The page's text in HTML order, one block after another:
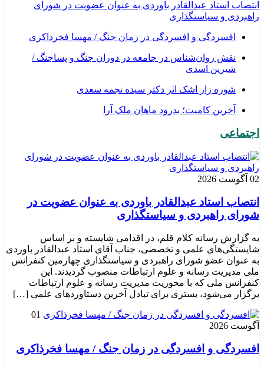
انتصاب استاد عبدالقادر باوردی به عنوان عضویت در شورای
راهبردی و سیاستگذاری
افسردگی و افسردگی در زمان جنگ / مهسا فخرذاکری
نقش روان‌شناس در جامعه در دوران جنگ و پساجنگ /
شیرین اسدی
شوره زار اشک اثر دکتر سیده نجمه سعدی
​آخرین کامیت؛ بدرود ماهان ملک آرا
اجتماعی
02 آگوست 2026
انتصاب استاد عبدالقادر باوردی به عنوان عضویت در
شورای راهبردی و سیاستگذاری
به گزارش رسانه کلام قلم، در اقدامی شایسته و بر اساس
شایستگی‌های علمی و تخصصی، جناب آقای استاد عبدالقادر باوردی
به عنوان عضو شورای راهبردی و سیاستگذاری چهارمین کنفرانس
ملی مدیریت رسانه و علوم ارتباطات منصوب گردیدند. این
کنفرانس ملی که با محوریت مدیریت رسانه و علوم ارتباطات
برگزار می‌شود، بستری برای تبادل آخرین دستاوردهای علمی […]
01
آگوست 2026
افسردگی و افسردگی در زمان جنگ / مهسا فخرذاکری